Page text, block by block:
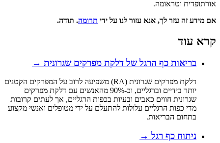
אורתופדית וטראומה.
אם מידע זה עזר לך, אנא עזור לנו על ידי תרומה. תודה.
קרא עוד
בריאות כף הרגל של דלקת מפרקים שגרונית →
דלקת מפרקים שגרונית (RA) משפיעה לרוב על המפרקים הקטנים
יותר בידיים וברגליים, וכ-90% מהאנשים עם דלקת מפרקים
שגרונית חווים כאבים ובעיות בכפות הרגליים, אך לעתים קרובות
מדי כפות הרגליים עלולות להתעלם על ידי מטופלים ואנשי מקצוע
בתחום הבריאות.
ניתוח כף רגל →